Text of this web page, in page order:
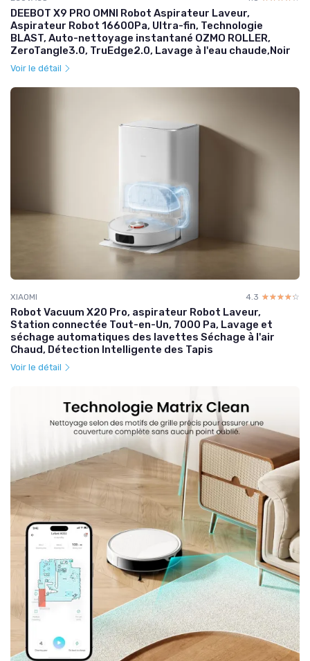
DEEBOT X9 PRO OMNI Robot Aspirateur Laveur,
Aspirateur Robot 16600Pa, Ultra-fin, Technologie
BLAST, Auto-nettoyage instantané OZMO ROLLER,
ZeroTangle3.0, TruEdge2.0, Lavage à l'eau chaude,Noir
Voir le détail
XIAOMI 4.3 ☆☆☆☆☆
★★★★★
Robot Vacuum X20 Pro, aspirateur Robot Laveur,
Station connectée Tout-en-Un, 7000 Pa, Lavage et
séchage automatiques des lavettes Séchage à l'air
Chaud, Détection Intelligente des Tapis
Voir le détail